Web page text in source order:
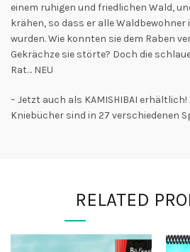
einem ruhigen und friedlichen Wald,
krähen, so dass er alle
wurden. Wie konnten sie dem Raben
Gekrächze sie störte? Doch die
Rat… NEU
– Jetzt auch als KAMISHIBAI
Kniebücher sind in 27 verschiedenen
RELATED